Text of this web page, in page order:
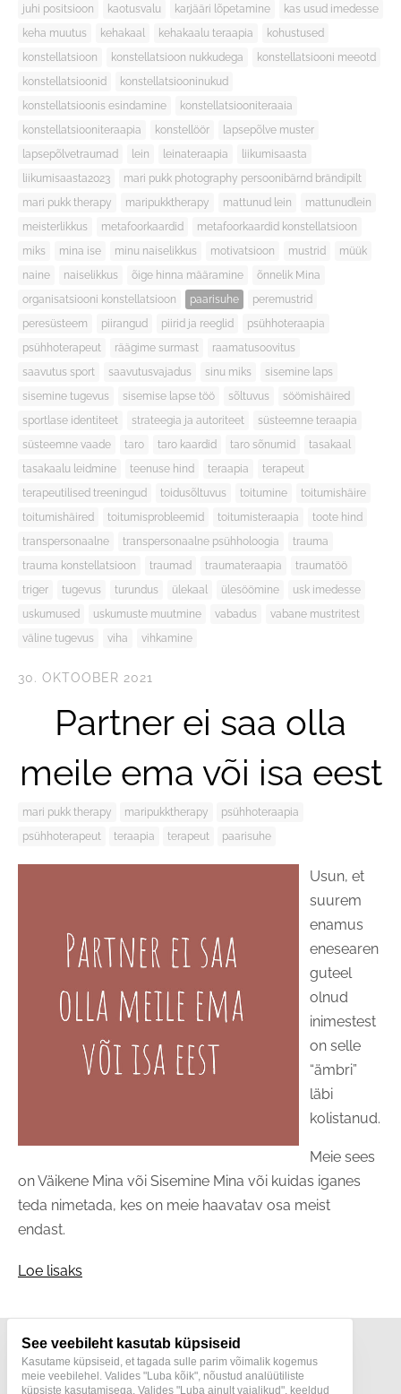
juhi positsioon
kaotusvalu karjääri lõpetamine
kas usud imedesse
keha muutus
kehakaal kehakaalu teraapia
kohustused
konstellatsioon
konstellatsioon nukkudega
konstellatsiooni meeotd
konstellatsioonid
konstellatsiooninukud
konstellatsioonis esindamine
konstellatsiooniteraaia
konstellatsiooniteraapia
konstellöör
lapsepõlve muster
lapsepõlvetraumad
lein leinateraapia
liikumisaasta
liikumisaasta2023
mari pukk photography persoonibärnd brändipilt
mari pukk therapy
maripukktherapy mattunud lein
mattunudlein
meisterlikkus
metafoorkaardid
metafoorkaardid konstellatsioon
miks
mina ise minu naiselikkus motivatsioon mustrid
müük
naine
naiselikkus õige hinna määramine
õnnelik Mina
organisatsiooni konstellatsioon
paarisuhe
peremustrid
peresüsteem
piirangud piirid ja reeglid
psühhoteraapia
psühhoterapeut
räägime surmast
raamatusoovitus
saavutus sport
saavutusvajadus sinu miks
sisemine laps
sisemine tugevus
sisemise lapse töö sõltuvus
söömishäired
sportlase identiteet
strateegia ja autoriteet
süsteemne teraapia
süsteemne vaade
taro taro kaardid taro sõnumid
tasakaal
tasakaalu leidmine
teenuse hind teraapia
terapeut
terapeutilised treeningud
toidusõltuvus toitumine
toitumishäire
toitumishäired
toitumisprobleemid toitumisteraapia
toote hind
transpersonaalne
transpersonaalne psühholoogia
trauma
trauma konstellatsioon
traumad traumateraapia
traumatöö
triger
tugevus turundus ülekaal ülesöömine
usk imedesse
uskumused
uskumuste muutmine vabadus
vabane mustritest
väline tugevus
viha vihkamine
30. OKTOOBER 2021
Partner ei saa olla
meile ema või isa eest
mari pukk therapy maripukktherapy
psühhoteraapia
psühhoterapeut
teraapia terapeut paarisuhe
Usun, et
suurem
enamus
enesearen
guteel
olnud
inimestest
on selle
“ämbri”
läbi
kolistanud.
Meie sees
on Väikene Mina või Sisemine Mina või kuidas iganes
teda nimetada, kes on meie haavatav osa meist
endast.
Loe lisaks
See veebileht kasutab küpsiseid
Kasutame küpsiseid, et tagada sulle parim võimalik kogemus
meie veebilehel. Valides "Luba kõik", nõustud analüütiliste
küpsiste kasutamisega. Valides "Luba ainult vajalikud", keeldud